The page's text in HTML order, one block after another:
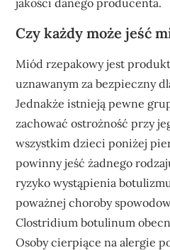
Czy każdy może jeść
Miód rzepakowy jest
uznawanym za bezpieczny
Jednakże istnieją pewne
zachować ostrożność przy
wszystkim dzieci poniżej
powinny jeść żadnego
ryzyko wystąpienia
poważnej choroby
Clostridium botulinum
Osoby cierpiące na alergie